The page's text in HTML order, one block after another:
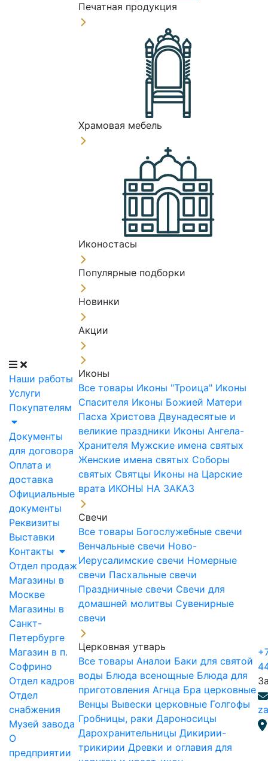
Наши работы
Услуги
Покупателям
Документы
для договора
Оплата и
доставка
Официальные
документы
Реквизиты
Выставки
Контакты
Отдел продаж
Магазины в
Москве
Магазины в
Санкт-
Петербурге
Магазин в п.
Софрино
Отдел кадров
Отдел
снабжения
Музей завода
О
предприятии
Печатная продукция
Храмовая мебель
Иконостасы
Популярные подборки
Новинки
Акции
Иконы
Все товары Иконы "Троица" Иконы
Спасителя Иконы Божией Матери
Пасха Христова Двунадесятые и
великие праздники Иконы Ангела-
Хранителя Мужские имена святых
Женские имена святых Соборы
святых Святцы Иконы на Царские
врата ИКОНЫ НА ЗАКАЗ
Свечи
Все товары Богослужебные свечи
Венчальные свечи Ново-
Иерусалимские свечи Номерные
свечи Пасхальные свечи
Праздничные свечи Свечи для
домашней молитвы Сувенирные
свечи
Церковная утварь
Все товары Аналои Баки для святой
воды Блюда всенощные Блюда для
приготовления Агнца Бра церковные
Венцы Вывески церковные Голгофы
Гробницы, раки Дароносицы
Дарохранительницы Дикирии-
трикирии Древки и оглавия для